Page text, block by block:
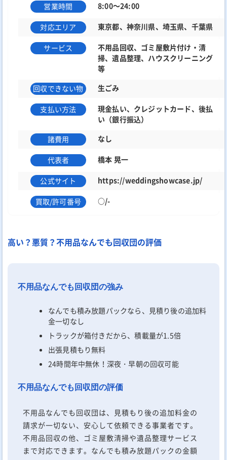
営業時間 8:00～24:00
対応エリア 東京都、神奈川県、埼玉県、千葉県
サービス
不用品回収、ゴミ屋敷片付け・清
掃、遺品整理、ハウスクリーニング
等
回収できない物
生ごみ
支払い方法
現金払い、クレジットカード、後払
い（銀行振込）
諸費用
なし
代表者 橋本 晃一
公式サイト https://weddingshowcase.jp/
買取/許可番号 ○/-
高い？悪質？不用品なんでも回収団の評価
不用品なんでも回収団の強み
なんでも積み放題パックなら、見積り後の追加料
金一切なし
トラックが箱付きだから、積載量が1.5倍
出張見積もり無料
24時間年中無休！深夜・早朝の回収可能
不用品なんでも回収団の評価
不用品なんでも回収団は、見積もり後の追加料金の
請求が一切ない、安心して依頼できる事業者です。
不用品回収の他、ゴミ屋敷清掃や遺品整理サービス
まで対応できます。なんでも積み放題パックの金額